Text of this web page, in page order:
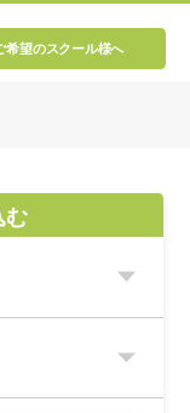
希望のスクール様へ
む